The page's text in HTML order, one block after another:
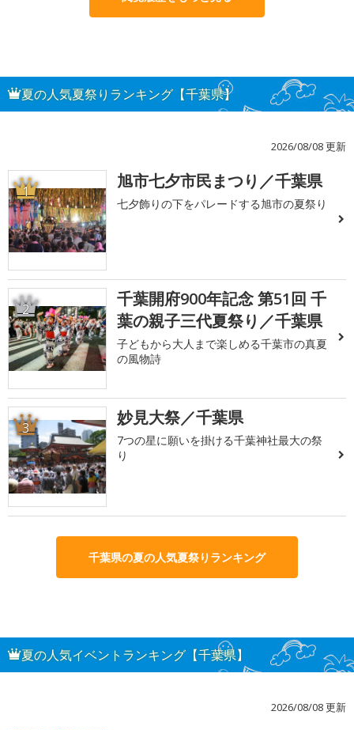
夏の人気夏祭りランキング【千葉県】
2026/08/08 更新
1 旭市七夕市民まつり／千葉県
七夕飾りの下をパレードする旭市の夏祭り
2
千葉開府900年記念 第51回 千
葉の親子三代夏祭り／千葉県
子どもから大人まで楽しめる千葉市の真夏
の風物詩
3 妙見大祭／千葉県
7つの星に願いを掛ける千葉神社最大の祭
り
千葉県の夏の人気夏祭りランキング
夏の人気イベントランキング【千葉県】
2026/08/08 更新